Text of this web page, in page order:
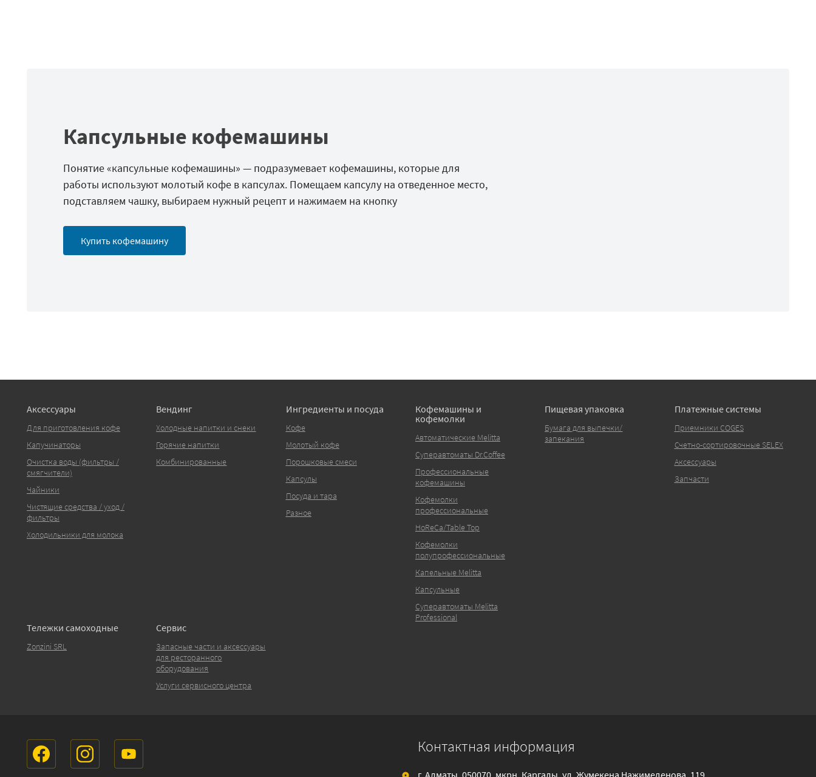
Капсульные кофемашины
Понятие «капсульные кофемашины» — подразумевает кофемашины, которые для
работы используют молотый кофе в капсулах. Помещаем капсулу на отведенное место,
подставляем чашку, выбираем нужный рецепт и нажимаем на кнопку
Купить кофемашину
Аксессуары
Для приготовления кофе
Капучинаторы
Очистка воды (фильтры /
смягчители)
Чайники
Чистящие средства / уход /
фильтры
Холодильники для молока
Вендинг
Холодные напитки и снеки
Горячие напитки
Комбинированные
Ингредиенты и посуда
Кофе
Молотый кофе
Порошковые смеси
Капсулы
Посуда и тара
Разное
Кофемашины и
кофемолки
Автоматические Melitta
Суперавтоматы Dr.Coffee
Профессиональные
кофемашины
Кофемолки
профессиональные
HoReCa/Table Top
Кофемолки
полупрофессиональные
Капельные Melitta
Капсульные
Суперавтоматы Melitta
Professional
Пищевая упаковка
Бумага для выпечки/
запекания
Платежные системы
Приемники COGES
Счетно-сортировочные SELEX
Аксессуары
Запчасти
Тележки самоходные
Zonzini SRL
Сервис
Запасные части и аксессуары
для ресторанного
оборудования
Услуги сервисного центра
Контактная информация
г. Алматы, 050070, мкрн. Каргалы, ул. Жумекена Нажимеденова, 119.